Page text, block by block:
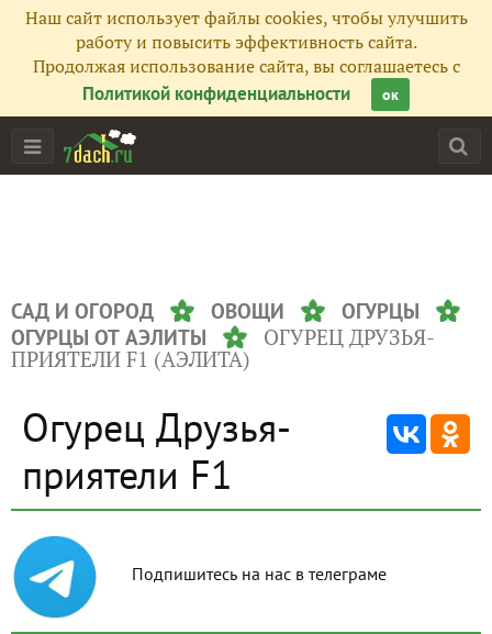
Наш сайт использует файлы cookies, чтобы улучшить
работу и повысить эффективность сайта.
Продолжая использование сайта, вы соглашаетесь с
Политикой конфиденциальности
ок
САД И ОГОРОД ОВОЩИ
ОГУРЦЫ
ОГУРЦЫ ОТ АЭЛИТЫ
ОГУРЕЦ ДРУЗЬЯ-
ПРИЯТЕЛИ F1 (АЭЛИТА)
Огурец Друзья-
приятели F1
Подпишитесь на нас в телеграме